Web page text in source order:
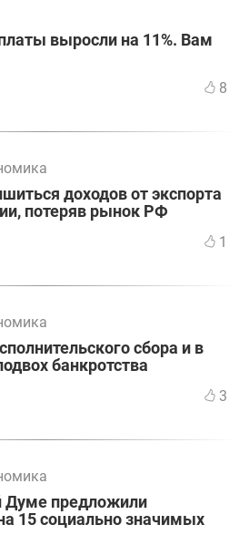
выросли на 11%. Вам
8
доходов от экспорта
потеряв рынок РФ
1
сбора и в
банкротства
3
Думе предложили
15 социально значимых